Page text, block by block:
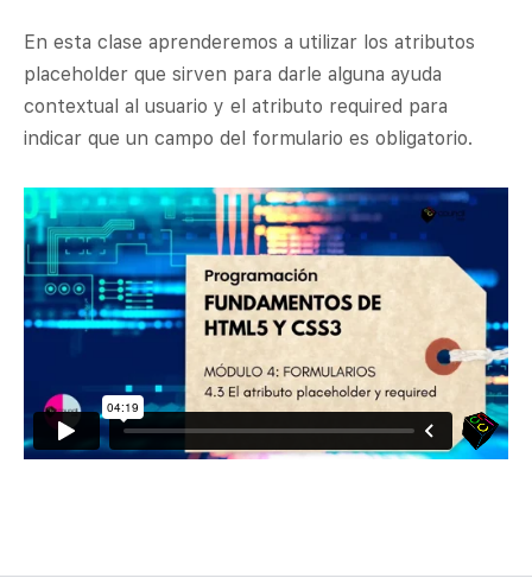
En esta clase aprenderemos a utilizar los atributos
placeholder que sirven para darle alguna ayuda
contextual al usuario y el atributo required para
indicar que un campo del formulario es obligatorio.